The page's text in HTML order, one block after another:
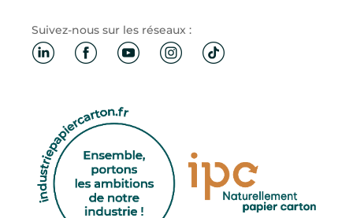
Suivez-nous sur les réseaux :